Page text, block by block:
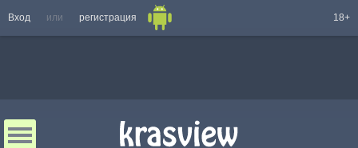
Вход или регистрация 18+